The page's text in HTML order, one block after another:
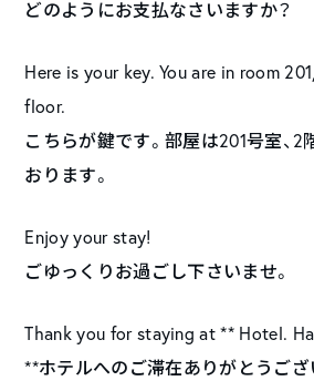
どのようにお支払なさいますか？
Here is your key. You are in room
floor.
こちらが鍵です。部屋は201号室、
おります。
Enjoy your stay!
ごゆっくりお過ごし下さいませ。
Thank you for staying at ** Hotel.
**ホテルへのご滞在ありがとうござ